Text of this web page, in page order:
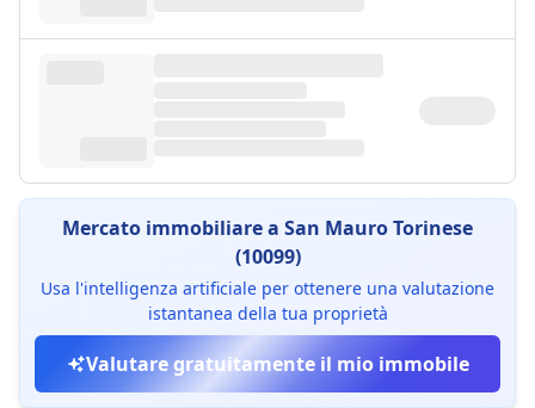
Mercato immobiliare a San Mauro Torinese
(10099)
Usa l'intelligenza artificiale per ottenere una valutazione
istantanea della tua proprietà
Valutare gratuitamente il mio immobile